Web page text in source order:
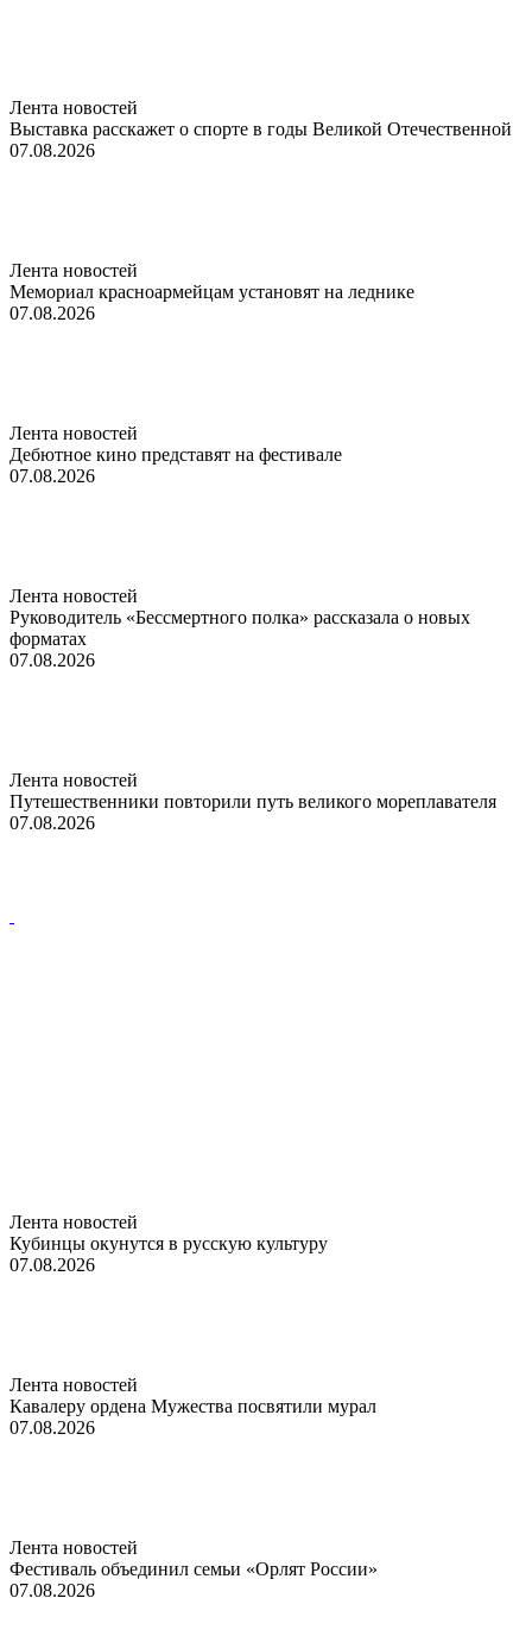
Лента новостей
Выставка расскажет о спорте в годы Великой Отечественной
07.08.2026
Лента новостей
Мемориал красноармейцам установят на леднике
07.08.2026
Лента новостей
Дебютное кино представят на фестивале
07.08.2026
Лента новостей
Руководитель «Бессмертного полка» рассказала о новых
форматах
07.08.2026
Лента новостей
Путешественники повторили путь великого мореплавателя
07.08.2026
Лента новостей
Кубинцы окунутся в русскую культуру
07.08.2026
Лента новостей
Кавалеру ордена Мужества посвятили мурал
07.08.2026
Лента новостей
Фестиваль объединил семьи «Орлят России»
07.08.2026